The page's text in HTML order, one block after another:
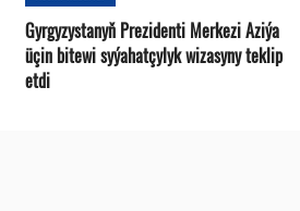
Gyrgyzystanyň Prezidenti Merkezi Aziýa
üçin bitewi syýahatçylyk wizasyny teklip
etdi